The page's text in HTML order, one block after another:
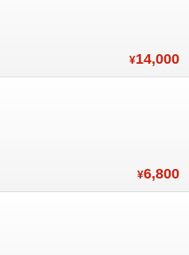
¥14,000
¥6,800